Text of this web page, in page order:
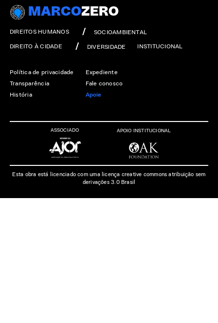
MARCOZERO
DIREITOS HUMANOS SOCIOAMBIENTAL
DIREITO À CIDADE DIVERSIDADE INSTITUCIONAL
Política de privacidade
Transparência
História
Expediente
Fale conosco
Apoie
ASSOCIADO APOIO INSTITUCIONAL
Esta obra está licenciado com uma licença creative commons atribuição sem
derivações 3.0 Brasil